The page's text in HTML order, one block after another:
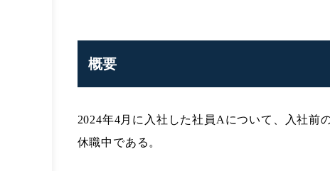
概要
2024年4月に入社した社員Aについて、入社前
休職中である。